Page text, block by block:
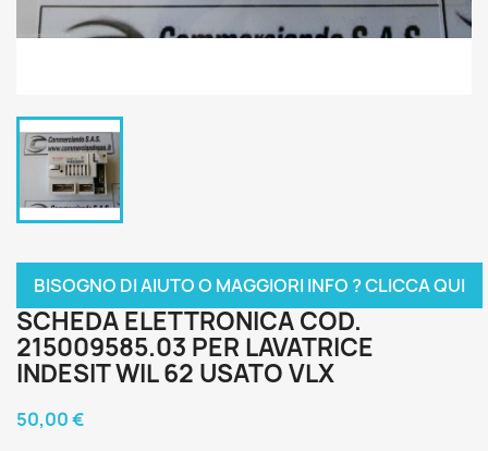
BISOGNO DI AIUTO O MAGGIORI INFO ? CLICCA QUI
SCHEDA ELETTRONICA COD.
215009585.03 PER LAVATRICE
INDESIT WIL 62 USATO VLX
50,00 €